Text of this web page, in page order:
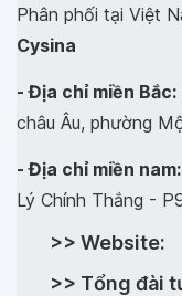
Phân phối tại Việt
Cysina
- Địa chỉ miền Bắc:
châu Âu, phường
- Địa chỉ miền nam:
Lý Chính Thắng -
>> Website:
>> Tổng đài